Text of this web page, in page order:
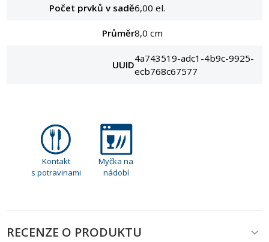
Počet prvků v sadě 6,00 el.
Průměr 8,0 cm
UUID
4a743519-adc1-4b9c-9925-
ecb768c67577
Kontakt
s potravinami
Myčka na
nádobí
RECENZE O PRODUKTU